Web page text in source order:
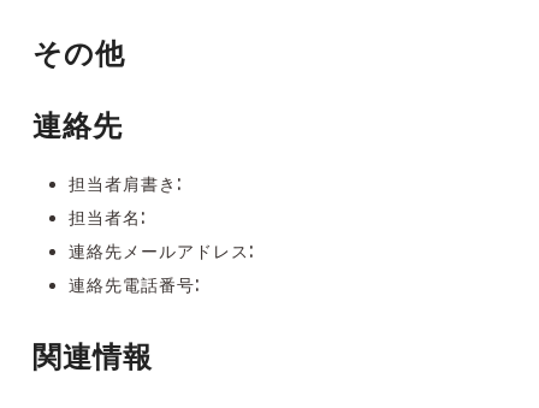
その他
連絡先
担当者肩書き:
担当者名:
連絡先メールアドレス:
連絡先電話番号:
関連情報